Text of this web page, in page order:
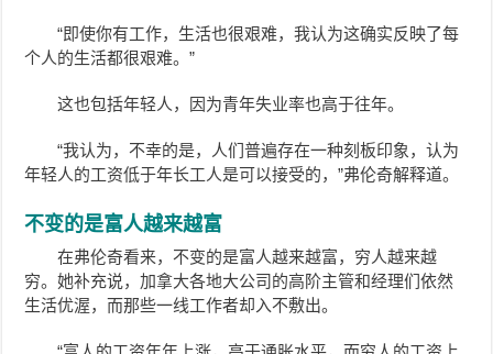
“即使你有工作，生活也很艰难，我认为这确实反映了每
个人的生活都很艰难。”
这也包括年轻人，因为青年失业率也高于往年。
“我认为，不幸的是，人们普遍存在一种刻板印象，认为
年轻人的工资低于年长工人是可以接受的，”弗伦奇解释道。
不变的是富人越来越富
在弗伦奇看来，不变的是富人越来越富，穷人越来越
穷。她补充说，加拿大各地大公司的高阶主管和经理们依然
生活优渥，而那些一线工作者却入不敷出。